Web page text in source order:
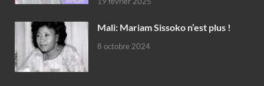
Mali: Mariam Sissoko n’est plus !
8 octobre 2024